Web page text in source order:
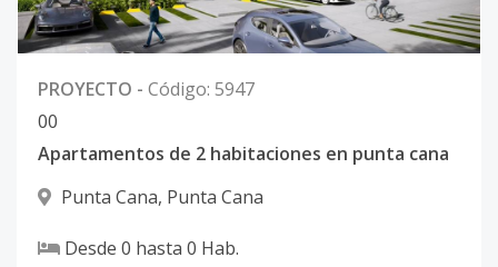
PROYECTO - Código: 5947
00
Apartamentos de 2 habitaciones en punta cana
Punta Cana, Punta Cana
Desde 0 hasta 0 Hab.